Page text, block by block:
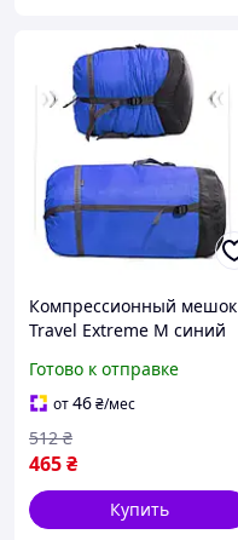
Компрессионный мешок
Travel Extreme M синий
спальных мешков 33x18
см 55 г |neper-TE09|
Готово к отправке
от46₴/мес
465₴
512 ₴
Купить